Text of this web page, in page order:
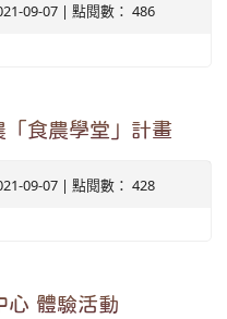
09-07 | 點閱數： 486
食農學堂」計畫
09-07 | 點閱數： 428
心 體驗活動